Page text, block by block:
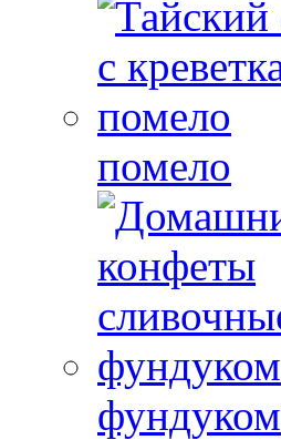
помело
фундуком